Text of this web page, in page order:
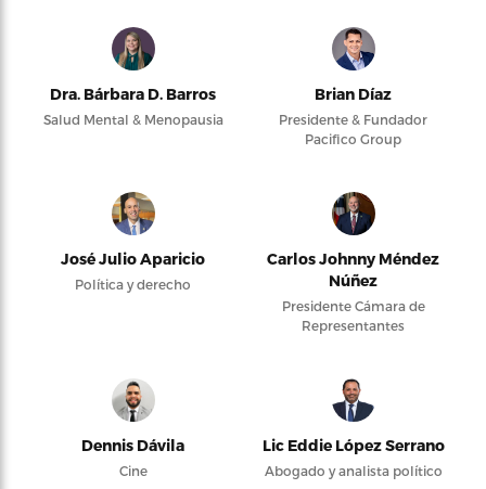
Dra. Bárbara D. Barros
Salud Mental & Menopausia
Brian Díaz
Presidente & Fundador
Pacifico Group
José Julio Aparicio
Política y derecho
Carlos Johnny Méndez
Núñez
Presidente Cámara de
Representantes
Dennis Dávila
Cine
Lic Eddie López Serrano
Abogado y analista político